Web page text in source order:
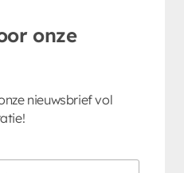
onze
nieuwsbrief vol